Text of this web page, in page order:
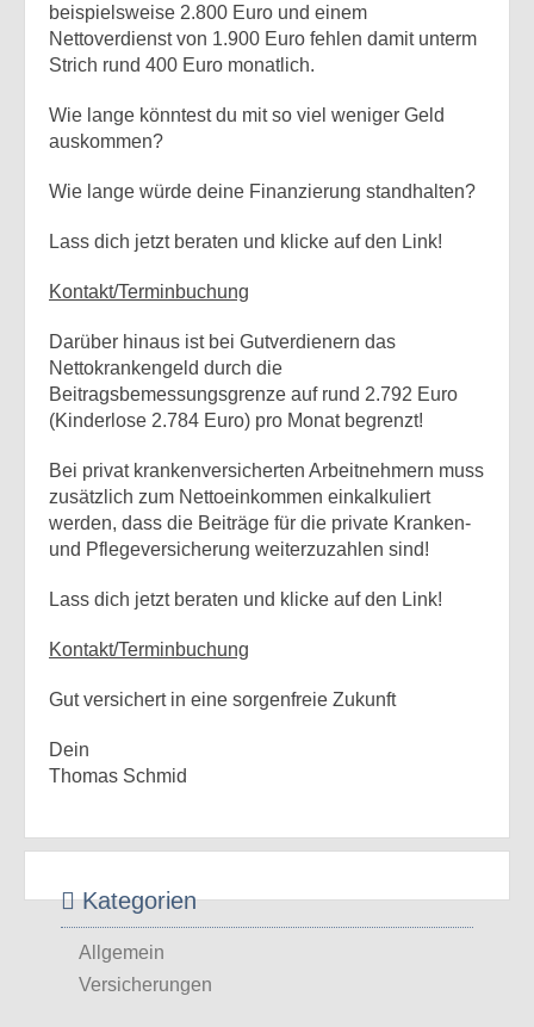
beispielsweise 2.800 Euro und einem
Nettoverdienst von 1.900 Euro fehlen damit unterm
Strich rund 400 Euro monatlich.
Wie lange könntest du mit so viel weniger Geld
auskommen?
Wie lange würde deine Finanzierung standhalten?
Lass dich jetzt beraten und klicke auf den Link!
Kontakt/Terminbuchung
Darüber hinaus ist bei Gutverdienern das
Nettokrankengeld durch die
Beitragsbemessungsgrenze auf rund 2.792 Euro
(Kinderlose 2.784 Euro) pro Monat begrenzt!
Bei privat krankenversicherten Arbeitnehmern muss
zusätzlich zum Nettoeinkommen einkalkuliert
werden, dass die Beiträge für die private Kranken-
und Pflegeversicherung weiterzuzahlen sind!
Lass dich jetzt beraten und klicke auf den Link!
Kontakt/Terminbuchung
Gut versichert in eine sorgenfreie Zukunft
Dein
Thomas Schmid
Kategorien
Allgemein
Versicherungen